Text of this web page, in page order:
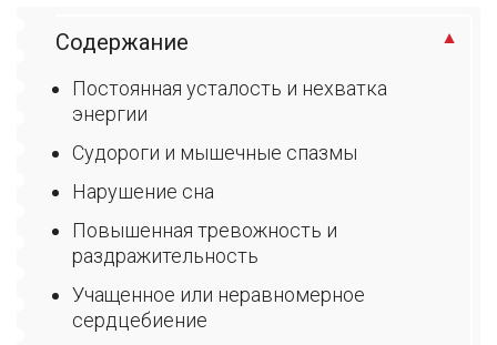
Содержание
Постоянная усталость и нехватка
энергии
Судороги и мышечные спазмы
Нарушение сна
Повышенная тревожность и
раздражительность
Учащенное или неравномерное
сердцебиение